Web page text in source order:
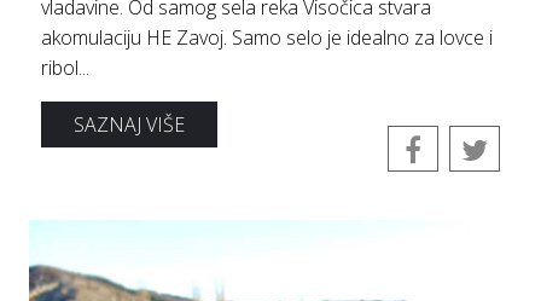
vladavine. Od samog sela reka Visočica stvara
akomulaciju HE Zavoj. Samo selo je idealno za lovce i
ribol...
SAZNAJ VIŠE